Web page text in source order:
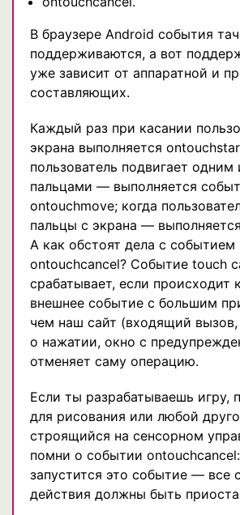
В браузере Android события тач
поддерживаются, а вот
уже зависит от аппаратной и
составляющих.
Каждый раз при касании
экрана выполняется
пользователь подвигает одним
пальцами — выполняется
ontouchmove; когда
пальцы с экрана —
А как обстоят дела с событием
ontouchcancel? Событие touch
срабатывает, если происходит
внешнее событие с большим
чем наш сайт (входящий
о нажатии, окно с
отменяет саму операцию.
Если ты разрабатываешь игру,
для рисования или любой
строящийся на сенсорном
помни о событии
запустится это событие — все
действия должны быть